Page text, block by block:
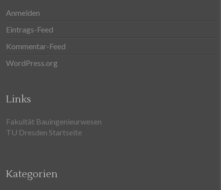
Anmelden
Eintrags-Feed
Kommentar-Feed
WordPress.org
Links
Fakultät Bauingenieurwesen
TU Dresden Startseite
Kategorien